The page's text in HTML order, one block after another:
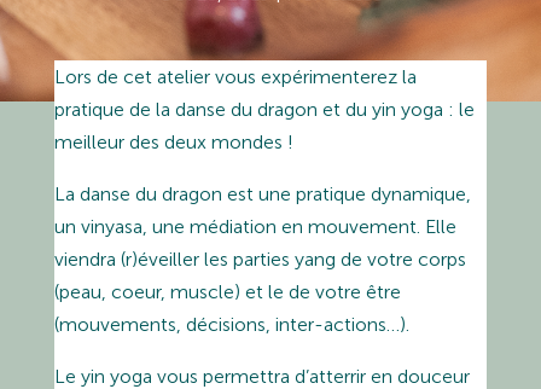
Lors de cet atelier vous expérimenterez la
pratique de la danse du dragon et du yin yoga : le
meilleur des deux mondes !
La danse du dragon est une pratique dynamique,
un vinyasa, une médiation en mouvement. Elle
viendra (r)éveiller les parties yang de votre corps
(peau, coeur, muscle) et le de votre être
(mouvements, décisions, inter-actions…).
Le yin yoga vous permettra d’atterrir en douceur